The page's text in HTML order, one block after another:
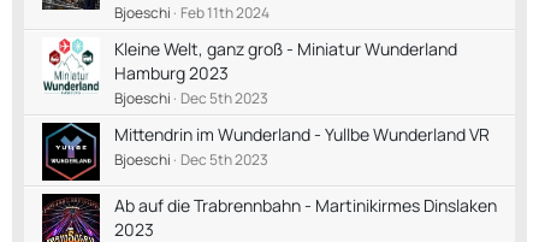
Bjoeschi Feb 11th 2024
Kleine Welt, ganz groß - Miniatur Wunderland
Hamburg 2023
Bjoeschi Dec 5th 2023
Mittendrin im Wunderland - Yullbe Wunderland VR
Bjoeschi Dec 5th 2023
Ab auf die Trabrennbahn - Martinikirmes Dinslaken
2023